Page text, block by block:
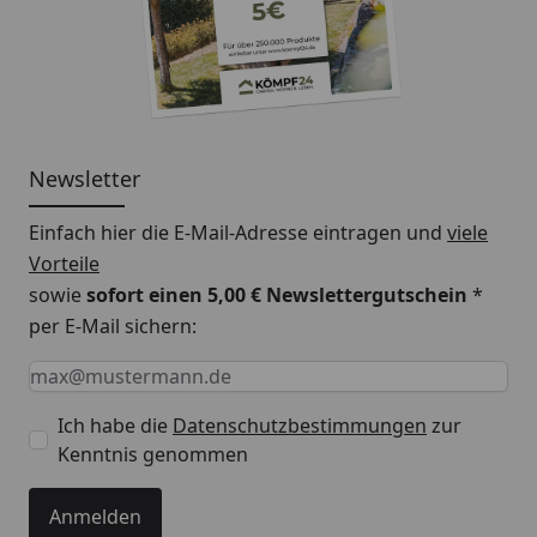
Bestellnummer Ihrer Musterbestellung mitteilen.
Nutzen Sie hierfür einfach das Kommentarfeld am
Ende des Bestellprozesses. Die Bestellnummer
Ihrer Musterbestellung beginnt mit KOS... oder
Unser Kundenservice steht Ihnen bei Rückfragen
gerne zur Verfügung und unterstützt Sie bei Ihrer
Auswahl. Genießen Sie die Sicherheit, das richtige
Produkt für Ihr Zuhause zu finden – mit unseren
Handmustern.
Newsletter
Einfach hier die E-Mail-Adresse eintragen und viele
Vorteile
sowiesofort einen 5,00 € Newslettergutschein *
per E-Mail sichern:
Keine Eingabe erforderlich
Eingabe erforderlich
E-Mail *
Ich habe die Datenschutzbestimmungen zur
Kenntnis genommen
Anmelden